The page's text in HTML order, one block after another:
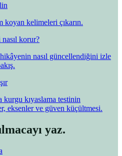
koyan kelimeleri çıkarın.
korur?
nasıl güncellendiğini izle
kıyaslama testinin
eksenler ve güven küçültmesi.
yaz.